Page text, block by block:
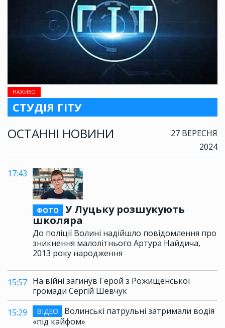
НАЖИВО
СТУДІЯ ГІТУ
ОСТАННІ НОВИНИ
27 ВЕРЕСНЯ
2024
17:43
ФОТО
У Луцьку розшукують
школяра
До поліції Волині надійшло повідомлення про
зникнення малолітнього Артура Найдича,
2013 року народження
15:57 На війні загинув Герой з Рожищенської
громади Сергій Шевчук
15:29
ВІДЕО
Волинські патрульні затримали водія
«під кайфом»